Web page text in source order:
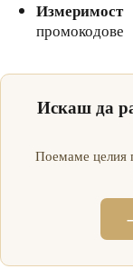
Измеримост
промокодове
Искаш да
Поемаме целия